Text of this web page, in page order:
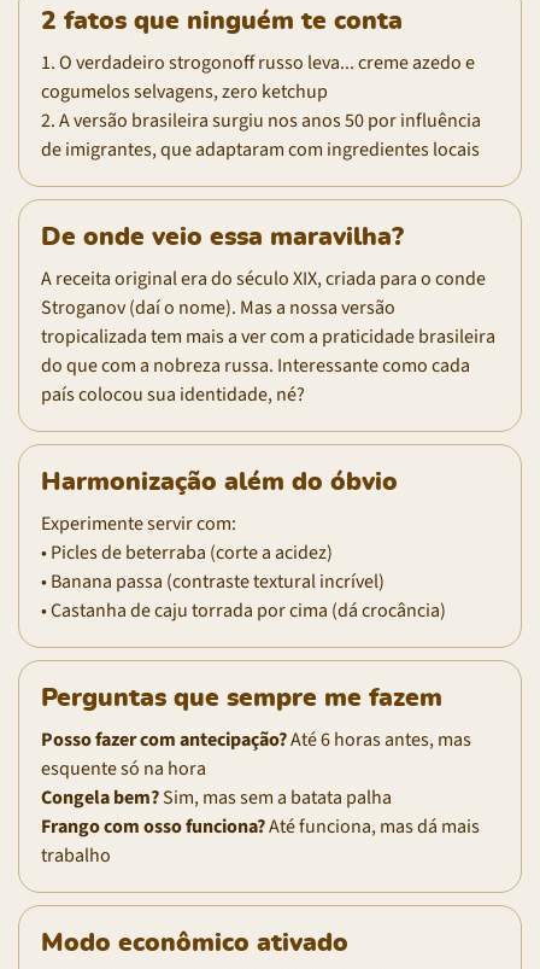
2 fatos que ninguém te conta
1. O verdadeiro strogonoff russo leva... creme azedo e
cogumelos selvagens, zero ketchup
2. A versão brasileira surgiu nos anos 50 por influência
de imigrantes, que adaptaram com ingredientes locais
De onde veio essa maravilha?
A receita original era do século XIX, criada para o conde
Stroganov (daí o nome). Mas a nossa versão
tropicalizada tem mais a ver com a praticidade brasileira
do que com a nobreza russa. Interessante como cada
país colocou sua identidade, né?
Harmonização além do óbvio
Experimente servir com:
• Picles de beterraba (corte a acidez)
• Banana passa (contraste textural incrível)
• Castanha de caju torrada por cima (dá crocância)
Perguntas que sempre me fazem
Posso fazer com antecipação?Até 6 horas antes, mas
esquente só na hora
Congela bem?Sim, mas sem a batata palha
Frango com osso funciona?Até funciona, mas dá mais
trabalho
Modo econômico ativado